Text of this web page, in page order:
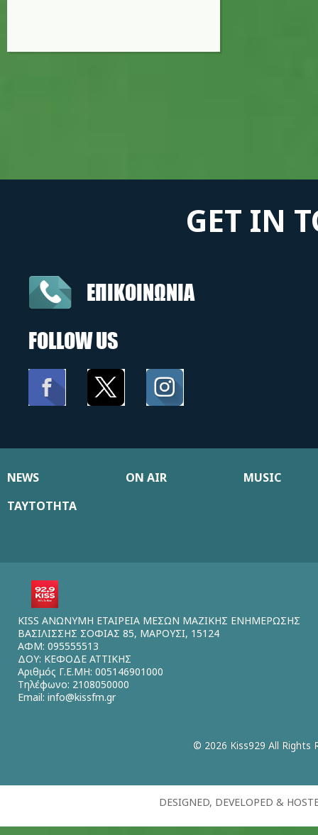
GET IN
ΕΠΙΚΟΙΝΩΝΙΑ
FOLLOW US
NEWS ON AIR
MUSIC
ΤΑΥΤΟΤΗΤΑ
KISS ΑΝΩΝΥΜΗ ΕΤΑΙΡΕΙΑ ΜΕΣΩΝ ΜΑΖΙΚΗΣ ΕΝΗΜΕΡΩΣΗΣ
ΒΑΣΙΛΙΣΣΗΣ ΣΟΦΙΑΣ 85, ΜΑΡΟΥΣΙ, 15124
ΑΦΜ: 095555513
ΔΟΥ: ΚΕΦΟΔΕ ΑΤΤΙΚΗΣ
Αριθμός Γ.Ε.ΜΗ: 005146901000
Τηλέφωνο: 2108050000
Email: info@kissfm.gr
© 2026 Kiss929 All Rights
DESIGNED, DEVELOPED &